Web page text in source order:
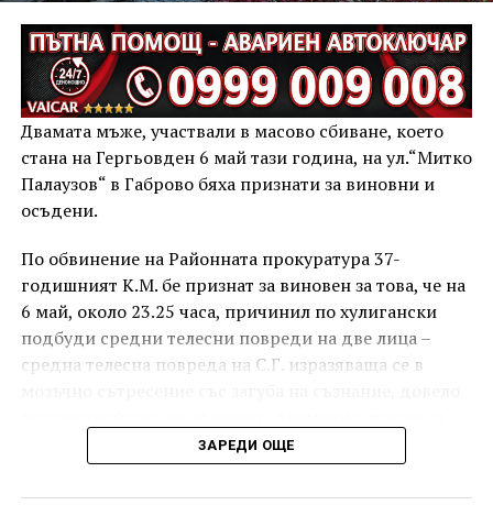
Двамата мъже, участвали в масово сбиване, което
стана на Гергьовден 6 май тази година, на ул.“Митко
Палаузов“ в Габрово бяха признати за виновни и
осъдени.
По обвинение на Районната прокуратура 37-
годишният К.М. бе признат за виновен за това, че на
6 май, около 23.25 часа, причинил по хулигански
подбуди средни телесни повреди на две лица –
средна телесна повреда на С.Г. изразяваща се в
живота, и лека телесна повреда на Х.С., която бе с
порезна рана на петия пръст на дясната ръка,
довела до разстройство на здравето, неопасно за
ЗАРЕДИ ОЩЕ